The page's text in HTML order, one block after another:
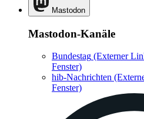
Mastodon
Mastodon-Kanäle
Bundestag (Externer
Fenster)
hib-Nachrichten
Fenster)